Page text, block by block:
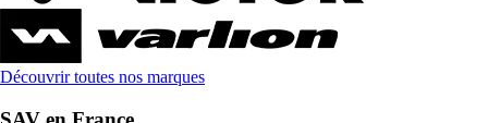
Découvrir toutes nos marques